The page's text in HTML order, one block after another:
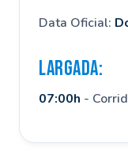
Data Oficial:
LARGADA:
07:00h -